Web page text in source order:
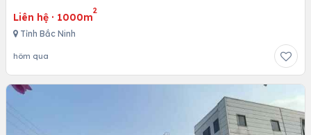
Liên hệ · 1000m
2
Tỉnh Bắc Ninh
hôm qua